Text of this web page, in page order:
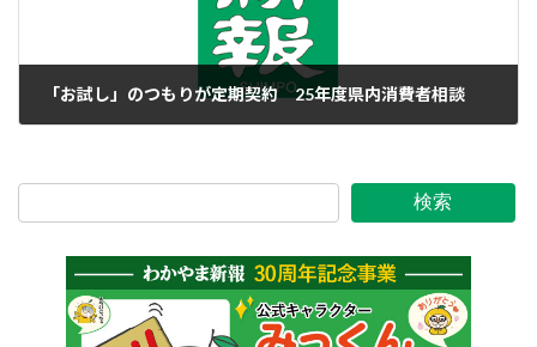
「お試し」のつもりが定期契約 25年度県内消費者相談
検索